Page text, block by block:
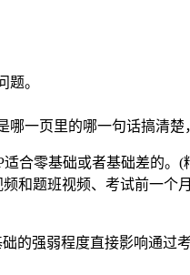
。
一页里的哪一句话搞清楚
合零基础或者基础差的。
和题班视频、考试前一个
的强弱程度直接影响通过